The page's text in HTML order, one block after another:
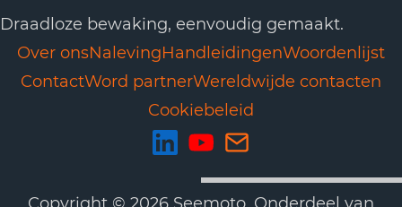
Draadloze bewaking, eenvoudig gemaakt.
Over onsNalevingHandleidingenWoordenlijst
ContactWord partnerWereldwijde contacten
Cookiebeleid